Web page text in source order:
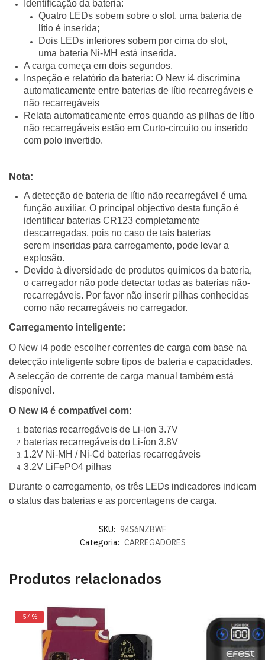
Identificação da bateria:
Quatro LEDs sobem sobre o slot, uma bateria de
lítio é inserida;
Dois LEDs inferiores sobem por cima do slot,
uma bateria Ni-MH está inserida.
A carga começa em dois segundos.
Inspeção e relatório da bateria: O New i4 discrimina
automaticamente entre baterias de lítio recarregáveis ​​e
não recarregáveis
Relata automaticamente erros quando as pilhas de lítio
não recarregáveis ​​estão em Curto-circuito ou inserido
com polo invertido.
Nota:
A detecção de bateria de lítio não recarregável é uma
função auxiliar. O principal objectivo desta função é
identificar baterias CR123 completamente
descarregadas, pois no caso de tais baterias
serem inseridas para carregamento, pode levar a
explosão.
Devido à diversidade de produtos químicos da bateria,
o carregador não pode detectar todas as baterias não-
recarregáveis. Por favor não inserir pilhas conhecidas
como não recarregáveis ​​no carregador.
Carregamento inteligente:
O New i4 pode escolher correntes de carga com base na
detecção inteligente sobre tipos de bateria e capacidades.
A selecção de corrente de carga manual também está
disponível.
O New i4 é compatível com:
baterias recarregáveis ​​de Li-ion 3.7V
baterias recarregáveis ​​do Li-íon 3.8V
1.2V Ni-MH / Ni-Cd baterias recarregáveis
3.2V LiFePO4 pilhas
Durante o carregamento, os três LEDs indicadores indicam
o status das baterias e as porcentagens de carga.
SKU: 94S6NZBWF
Categoria: CARREGADORES
Produtos relacionados
-54%